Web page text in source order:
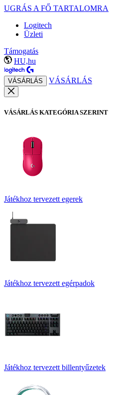
UGRÁS A FŐ TARTALOMRA
Logitech
Üzleti
Támogatás
HU,hu
VÁSÁRLÁS VÁSÁRLÁS
VÁSÁRLÁS KATEGÓRIA SZERINT
Játékhoz tervezett egerek
Játékhoz tervezett egérpadok
Játékhoz tervezett billentyűzetek